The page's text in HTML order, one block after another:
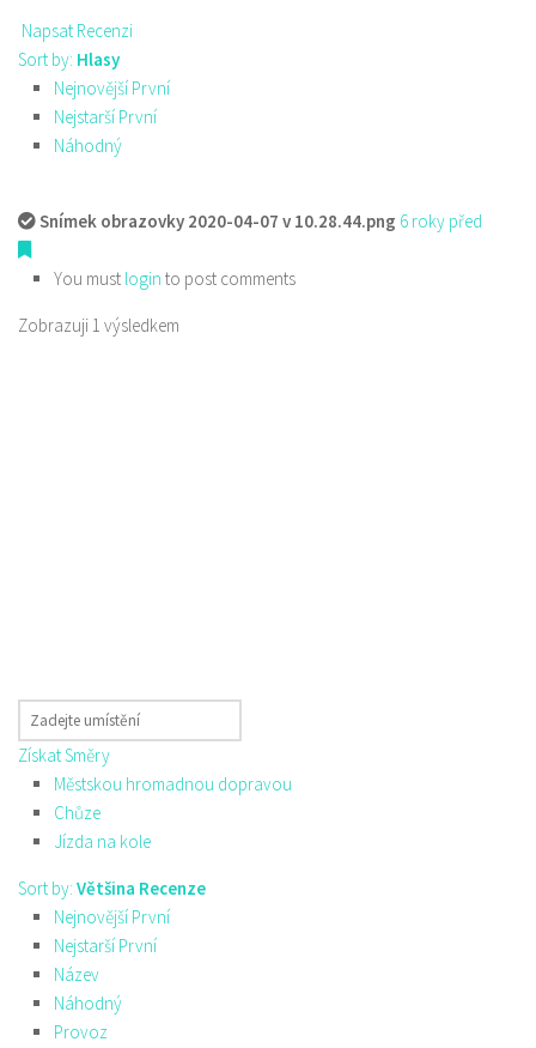
Napsat Recenzi
Sort by: Hlasy
Nejnovější První
Nejstarší První
Náhodný
Snímek obrazovky 2020-04-07 v 10.28.44.png 6 roky před
You must login to post comments
Zobrazuji 1 výsledkem
Získat Směry
Městskou hromadnou dopravou
Chůze
Jízda na kole
Sort by: Většina Recenze
Nejnovější První
Nejstarší První
Název
Náhodný
Provoz